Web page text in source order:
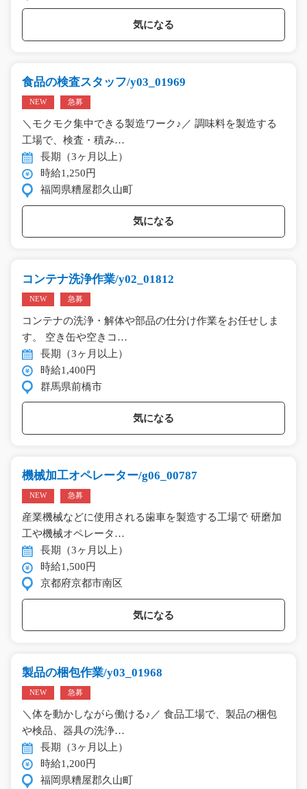
気になる
食品の検査スタッフ/y03_01969
NEW 急募
＼モクモク集中できる製造ワーク♪／ 調味料を製造する
工場で、検査・積み…
長期（3ヶ月以上）
時給1,250円
福岡県糟屋郡久山町
気になる
コンテナ洗浄作業/y02_01812
NEW 急募
コンテナの洗浄・解体や部品の仕分け作業をお任せしま
す。 空き缶や空きコ…
長期（3ヶ月以上）
時給1,400円
群馬県前橋市
気になる
機械加工オペレーター/g06_00787
NEW 急募
産業機械などに使用される歯車を製造する工場で 研磨加
工や機械オペレータ…
長期（3ヶ月以上）
時給1,500円
京都府京都市南区
気になる
製品の梱包作業/y03_01968
NEW 急募
＼体を動かしながら働ける♪／ 食品工場で、製品の梱包
や検品、器具の洗浄…
長期（3ヶ月以上）
時給1,200円
福岡県糟屋郡久山町